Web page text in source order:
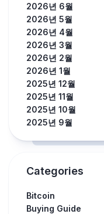
2026년 6월
2026년 5월
2026년 4월
2026년 3월
2026년 2월
2026년 1월
2025년 12월
2025년 11월
2025년 10월
2025년 9월
Categories
Bitcoin
Buying Guide